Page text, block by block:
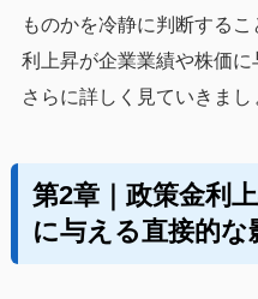
ものかを冷静に判断する
利上昇が企業業績や株価
さらに詳しく見ていきまし
第2章｜政策金利
に与える直接的な